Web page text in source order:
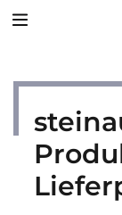
Service
Aktuelles
Händlerforum